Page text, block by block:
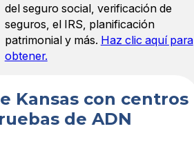
del seguro social, verificación de
seguros, el IRS, planificación
patrimonial y más. Haz clic aquí para
obtener.
Kansas con centros
de ADN